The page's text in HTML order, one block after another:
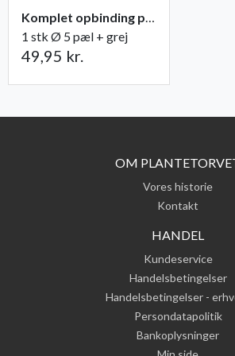
Komplet opbinding pæl + grej til træer
1 stk Ø 5 pæl + grej
49,95 kr.
OM
Vores historie
Kontakt
HANDEL
Kundeservice
Handelsbetingelser
Handelsbetingelser -
Persondatapolitik
Bankoplysninger